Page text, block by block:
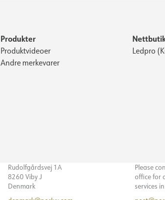
Produkter
Produktvideoer
Andre merkevarer
Ledpro
Rudolfgårdsvej 1A
8260 Viby J
Denmark
Please
office for
services